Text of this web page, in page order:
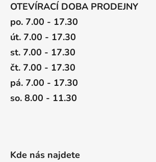
OTEVÍRACÍ DOBA PRODEJNY
po. 7.00 - 17.30
út. 7.00 - 17.30
st. 7.00 - 17.30
čt. 7.00 - 17.30
pá. 7.00 - 17.30
so. 8.00 - 11.30
Kde nás najdete